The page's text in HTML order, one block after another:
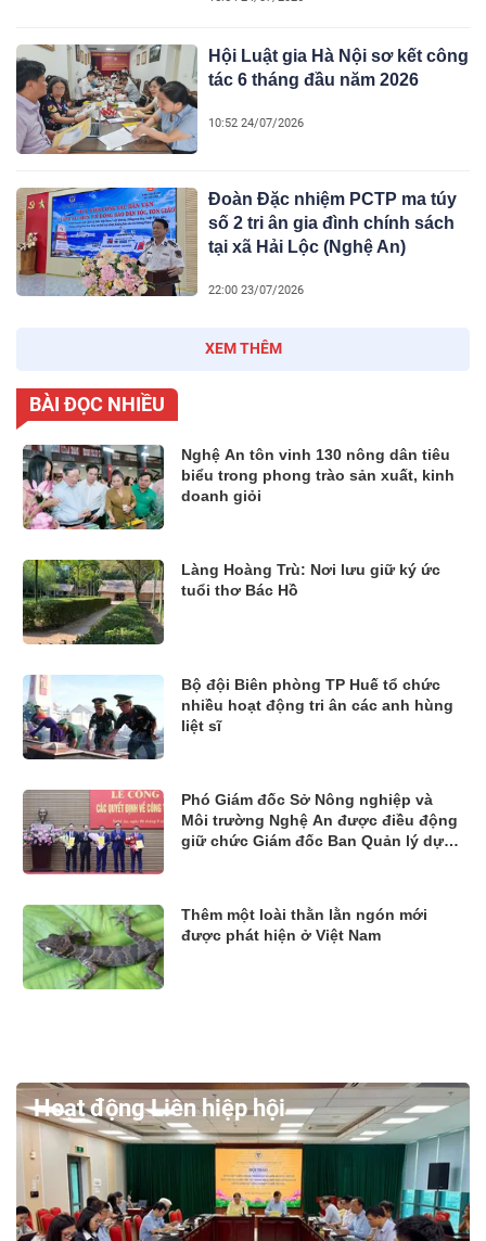
Hội Luật gia Hà Nội sơ kết công
tác 6 tháng đầu năm 2026
10:52 24/07/2026
Đoàn Đặc nhiệm PCTP ma túy
số 2 tri ân gia đình chính sách
tại xã Hải Lộc (Nghệ An)
22:00 23/07/2026
XEM THÊM
BÀI ĐỌC NHIỀU
Nghệ An tôn vinh 130 nông dân tiêu
biểu trong phong trào sản xuất, kinh
doanh giỏi
Làng Hoàng Trù: Nơi lưu giữ ký ức
tuổi thơ Bác Hồ
Bộ đội Biên phòng TP Huế tổ chức
nhiều hoạt động tri ân các anh hùng
liệt sĩ
Phó Giám đốc Sở Nông nghiệp và
Môi trường Nghệ An được điều động
giữ chức Giám đốc Ban Quản lý dự
Thêm một loài thằn lằn ngón mới
được phát hiện ở Việt Nam
Hoạt động Liên hiệp hội